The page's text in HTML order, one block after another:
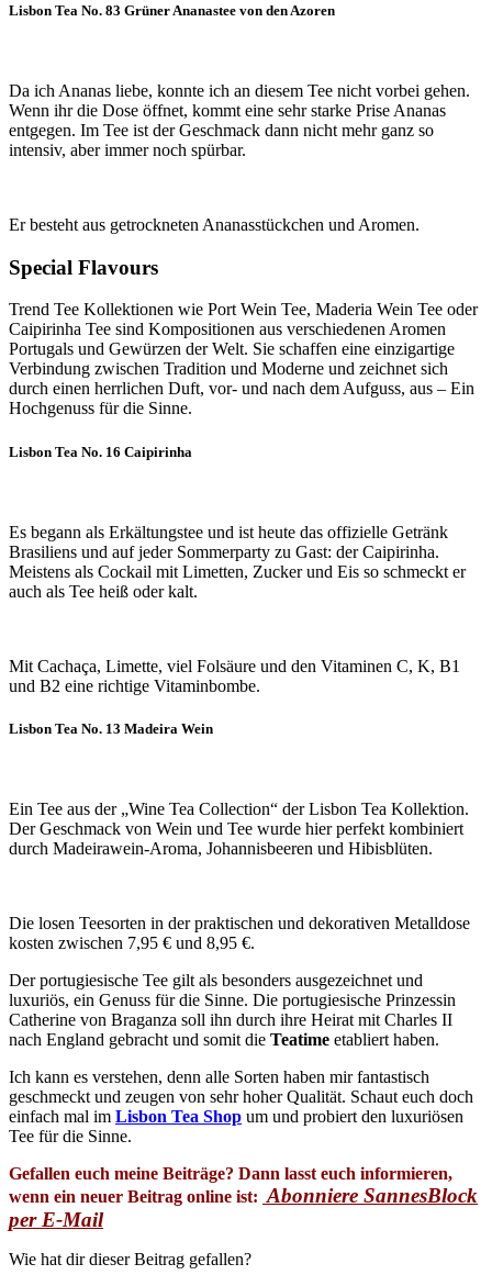
Lisbon Tea No. 83 Grüner Ananastee von den Azoren
Da ich Ananas liebe, konnte ich an diesem Tee nicht vorbei gehen.
Wenn ihr die Dose öffnet, kommt eine sehr starke Prise Ananas
entgegen. Im Tee ist der Geschmack dann nicht mehr ganz so
intensiv, aber immer noch spürbar.
Er besteht aus getrockneten Ananasstückchen und Aromen.
Special Flavours
Trend Tee Kollektionen wie Port Wein Tee, Maderia Wein Tee oder
Caipirinha Tee sind Kompositionen aus verschiedenen Aromen
Portugals und Gewürzen der Welt. Sie schaffen eine einzigartige
Verbindung zwischen Tradition und Moderne und zeichnet sich
durch einen herrlichen Duft, vor- und nach dem Aufguss, aus – Ein
Hochgenuss für die Sinne.
Lisbon Tea No. 16 Caipirinha
Es begann als Erkältungstee und ist heute das offizielle Getränk
Brasiliens und auf jeder Sommerparty zu Gast: der Caipirinha.
Meistens als Cockail mit Limetten, Zucker und Eis so schmeckt er
auch als Tee heiß oder kalt.
Mit Cachaça, Limette, viel Folsäure und den Vitaminen C, K, B1
und B2 eine richtige Vitaminbombe.
Lisbon Tea No. 13 Madeira Wein
Ein Tee aus der „Wine Tea Collection“ der Lisbon Tea Kollektion.
Der Geschmack von Wein und Tee wurde hier perfekt kombiniert
durch Madeirawein-Aroma, Johannisbeeren und Hibisblüten.
Die losen Teesorten in der praktischen und dekorativen Metalldose
kosten zwischen 7,95 € und 8,95 €.
Der portugiesische Tee gilt als besonders ausgezeichnet und
luxuriös, ein Genuss für die Sinne. Die portugiesische Prinzessin
Catherine von Braganza soll ihn durch ihre Heirat mit Charles II
nach England gebracht und somit die Teatime etabliert haben.
Ich kann es verstehen, denn alle Sorten haben mir fantastisch
geschmeckt und zeugen von sehr hoher Qualität. Schaut euch doch
einfach mal im Lisbon Tea Shop um und probiert den luxuriösen
Tee für die Sinne.
Gefallen euch meine Beiträge? Dann lasst euch informieren,
wenn ein neuer Beitrag online ist: Abonniere SannesBlock
per E-Mail
Wie hat dir dieser Beitrag gefallen?